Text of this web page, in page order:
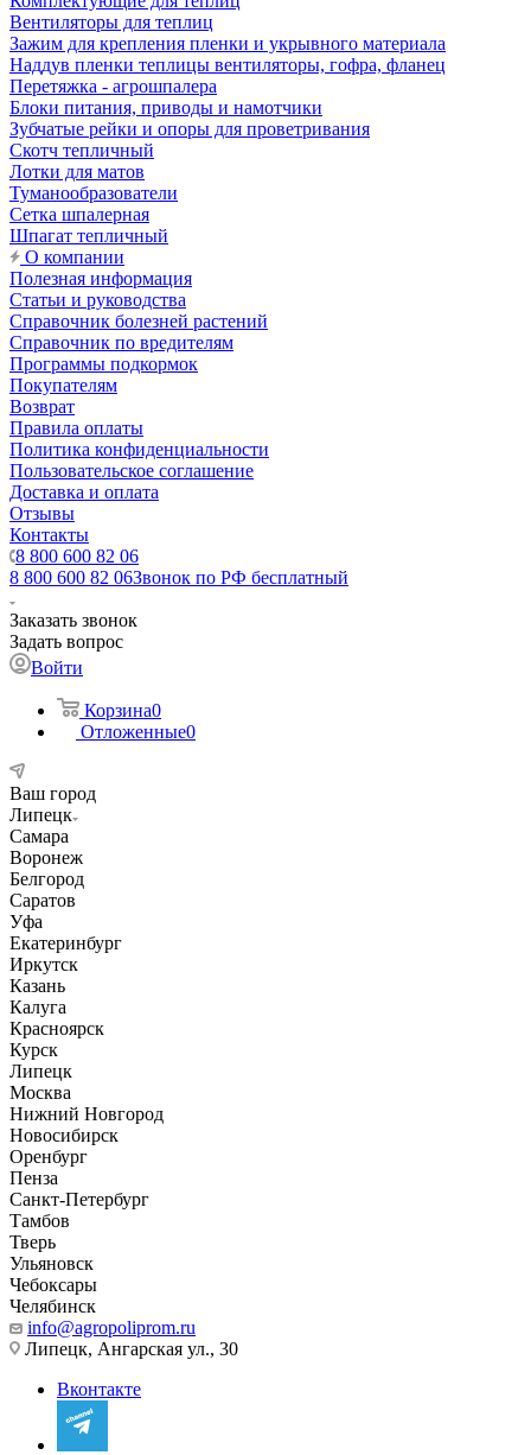
Вентиляторы для теплиц
Зажим для крепления пленки и укрывного материала
Наддув пленки теплицы вентиляторы, гофра, фланец
Перетяжка - агрошпалера
Блоки питания, приводы и намотчики
Зубчатые рейки и опоры для проветривания
Скотч тепличный
Лотки для матов
Туманообразователи
Сетка шпалерная
Шпагат тепличный
О компании
Полезная информация
Статьи и руководства
Справочник болезней растений
Справочник по вредителям
Программы подкормок
Покупателям
Возврат
Правила оплаты
Политика конфиденциальности
Пользовательское соглашение
Доставка и оплата
Отзывы
Контакты
8 800 600 82 06
8 800 600 82 06Звонок по РФ бесплатный
Заказать звонок
Задать вопрос
Войти
Корзина0
Отложенные0
Ваш город
Липецк
Самара
Воронеж
Белгород
Саратов
Уфа
Екатеринбург
Иркутск
Казань
Калуга
Красноярск
Курск
Липецк
Москва
Нижний Новгород
Новосибирск
Оренбург
Пенза
Санкт-Петербург
Тамбов
Тверь
Ульяновск
Чебоксары
Челябинск
info@agropoliprom.ru
Липецк, Ангарская ул., 30
Вконтакте